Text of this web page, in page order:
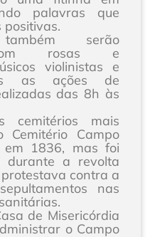
palavras que
positivas.
serão
com rosas e
violinistas e
as ações de
das 8h às
mais
Campo
em 1836, mas foi
durante a revolta
protestava contra a
nas
de Misericórdia
o Campo